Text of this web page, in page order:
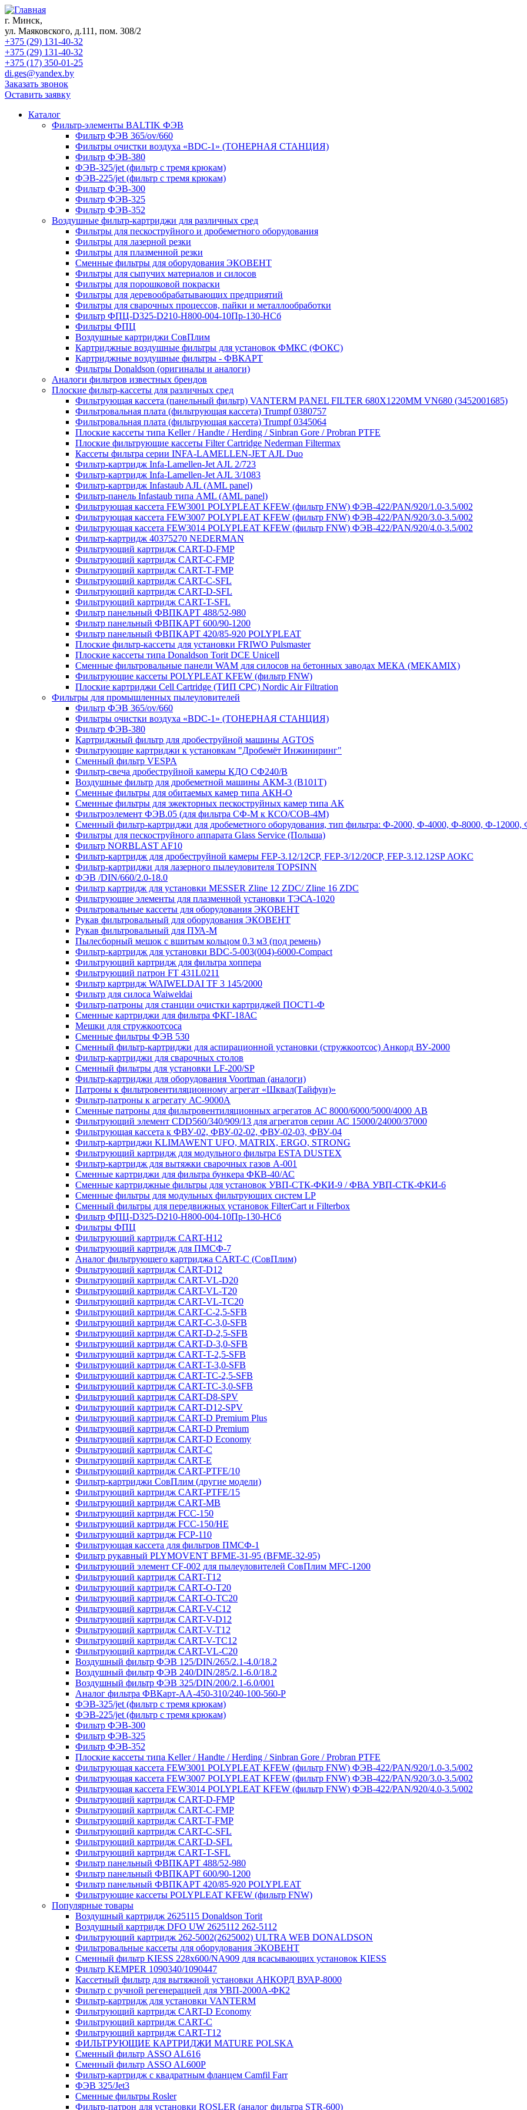
г. Минск,
ул. Маяковского, д.111, пом. 308/2
+375 (29) 131-40-32
+375 (29) 131-40-32
+375 (17) 350-01-25
di.ges@yandex.by
Заказать звонок
Оставить заявку
Каталог
Фильтр-элементы BALTIK ФЭВ
Фильтр ФЭВ 365/ov/660
Фильтры очистки воздуха «BDC-1» (ТОНЕРНАЯ СТАНЦИЯ)
Фильтр ФЭВ-380
ФЭВ-325/jet (фильтр с тремя крюкам)
ФЭВ-225/jet (фильтр с тремя крюкам)
Фильтр ФЭВ-300
Фильтр ФЭВ-325
Фильтр ФЭВ-352
Воздушные фильтр-картриджи для различных сред
Фильтры для пескоструйного и дробеметного оборудования
Фильтры для лазерной резки
Фильтры для плазменной резки
Сменные фильтры для оборудования ЭКОВЕНТ
Фильтры для сыпучих материалов и силосов
Фильтры для порошковой покраски
Фильтры для деревообрабатывающих предприятий
Фильтры для сварочных процессов, пайки и металлообработки
Фильтр ФПЦ-D325-D210-H800-004-10Пр-130-НСб
Фильтры ФПЦ
Воздушные картриджи СовПлим
Картриджные воздушные фильтры для установок ФМКС (ФОКС)
Картриджные воздушные фильтры - ФВКАРТ
Фильтры Donaldson (оригиналы и аналоги)
Аналоги фильтров известных брендов
Плоские фильтр-кассеты для различных сред
Фильтрующая кассета (панельный фильтр) VANTERM PANEL FILTER 680X1220MM VN680 (3452001685)
Фильтровальная плата (фильтрующая кассета) Trumpf 0380757
Фильтровальная плата (фильтрующая кассета) Trumpf 0345064
Плоские кассеты типа Keller / Handte / Herding / Sinbran Gore / Probran PTFE
Плоские фильтрующие кассеты Filter Cartridge Nederman Filtermax
Кассеты фильтра серии INFA-LAMELLEN-JET AJL Duo
Фильтр-картридж Infa-Lamellen-Jet AJL 2/723
Фильтр-картридж Infa-Lamellen-Jet AJL 3/1083
Фильтр-картридж Infastaub AJL (AML panel)
Фильтр-панель Infastaub типа AML (AML panel)
Фильтрующая кассета FEW3001 POLYPLEAT KFEW (фильтр FNW) ФЭВ-422/PAN/920/1.0-3.5/002
Фильтрующая кассета FEW3007 POLYPLEAT KFEW (фильтр FNW) ФЭВ-422/PAN/920/3.0-3.5/002
Фильтрующая кассета FEW3014 POLYPLEAT KFEW (фильтр FNW) ФЭВ-422/PAN/920/4.0-3.5/002
Фильтр-картридж 40375270 NEDERMAN
Фильтрующий картридж CART-D-FMP
Фильтрующий картридж CART-С-FMP
Фильтрующий картридж CART-Т-FMP
Фильтрующий картридж CART-C-SFL
Фильтрующий картридж CART-D-SFL
Фильтрующий картридж CART-T-SFL
Фильтр панельный ФВПКАРТ 488/52-980
Фильтр панельный ФВПКАРТ 600/90-1200
Фильтр панельный ФВПКАРТ 420/85-920 POLYPLEAT
Плоские фильтр-кассеты для установки FRIWO Pulsmaster
Плоские кассеты типа Donaldson Torit DCE Unicell
Сменные фильтровальные панели WAM для силосов на бетонных заводах МЕКА (MEKAMIX)
Фильтрующие кассеты POLYPLEAT KFEW (фильтр FNW)
Плоские картриджи Cell Cartridge (ТИП СРС) Nordic Air Filtration
Фильтры для промышленных пылеуловителей
Фильтр ФЭВ 365/ov/660
Фильтры очистки воздуха «BDC-1» (ТОНЕРНАЯ СТАНЦИЯ)
Фильтр ФЭВ-380
Картриджный фильтр для дробеструйной машины AGTOS
Фильтрующие картриджи к установкам "Дробемёт Инжиниринг"
Сменный фильтр VESPA
Фильтр-свеча дробеструйной камеры КДО СФ240/В
Воздушные фильтр для дробеметной машины АКМ-3 (В101Т)
Сменные фильтры для обитаемых камер типа АКН-О
Сменные фильтры для эжекторных пескоструйных камер типа АК
Фильтроэлемент ФЭВ.05 (для фильтра СФ-М к КСО/СОВ-4М)
Сменный фильтр-картриджи для дробеметного оборудования, тип фильтра: Ф-2000, Ф-4000, Ф-8000, Ф-12000,
Фильтры для пескоструйного аппарата Glass Service (Польша)
Фильтр NORBLAST AF10
Фильтр-картридж для дробеструйной камеры FEP-3.12/12СР, FEP-3/12/20CP, FEP-3.12.12SP АОКС
Фильтр-картриджи для лазерного пылеуловителя TOPSINN
ФЭВ /DIN/660/2.0-18.0
Фильтр картридж для установки MESSER Zline 12 ZDC/ Zline 16 ZDC
Фильтрующие элементы для плазменной установки ТЭСА-1020
Фильтровальные кассеты для оборудования ЭКОВЕНТ
Рукав фильтровальный для оборудования ЭКОВЕНТ
Рукав фильтровальный для ПУА-М
Пылесборный мешок с вшитым кольцом 0.3 м3 (под ремень)
Фильтр-картридж для установки BDC-5-003(004)-6000-Compact
Фильтрующий картридж для фильтра хоппера
Фильтрующий патрон FT 431L0211
Фильтр картридж WAIWELDAI TF 3 145/2000
Фильтр для силоса Waiweldai
Фильтр-патроны для станции очистки картриджей ПОСТ1-Ф
Сменные картриджи для фильтра ФКГ-18АС
Мешки для стружкоотсоса
Сменные фильтры ФЭВ 530
Сменный фильтр-картриджи для аспирационной установки (стружкоотсос) Анкорд ВУ-2000
Фильтр-картриджи для сварочных столов
Сменный фильтры для установки LF-200/SP
Фильтр-картриджи для оборудования Voortman (аналоги)
Патроны к фильтровентиляционному агрегат «Шквал(Тайфун)»
Фильтр-патроны к агрегату АС-9000А
Сменные патроны для фильтровентиляционных агрегатов АС 8000/6000/5000/4000 АВ
Фильтрующий элемент CDD560/340/909/13 для агрегатов серии АС 15000/24000/37000
Фильтрующая кассета к ФВУ-02, ФВУ-02-02, ФВУ-02-03, ФВУ-04
Фильтр-картриджи KLIMAWENT UFO, MATRIX, ERGO, STRONG
Фильтрующий картридж для модульного фильтра ESTA DUSTEX
Фильтр-картридж для вытяжки сварочных газов А-001
Сменные картриджи для фильтра бункера ФКВ-40/АС
Сменные картриджные фильтры для установок УВП-СТК-ФКИ-9 / ФВА УВП-СТК-ФКИ-6
Сменные фильтры для модульных фильтрующих систем LP
Сменный фильтры для передвижных установок FilterCart и Filterbox
Фильтр ФПЦ-D325-D210-H800-004-10Пр-130-НСб
Фильтры ФПЦ
Фильтрующий картридж CART-H12
Фильтрующий картридж для ПМСФ-7
Аналог фильтрующего картриджа CART-C (СовПлим)
Фильтрующий картридж CART-D12
Фильтрующий картридж CART-VL-D20
Фильтрующий картридж CART-VL-T20
Фильтрующий картридж CART-VL-TC20
Фильтрующий картридж CART-C-2,5-SFB
Фильтрующий картридж CART-C-3,0-SFB
Фильтрующий картридж CART-D-2,5-SFB
Фильтрующий картридж CART-D-3,0-SFB
Фильтрующий картридж CART-T-2,5-SFB
Фильтрующий картридж CART-T-3,0-SFB
Фильтрующий картридж CART-TC-2,5-SFB
Фильтрующий картридж CART-TC-3,0-SFB
Фильтрующий картридж CART-D8-SPV
Фильтрующий картридж CART-D12-SPV
Фильтрующий картридж CART-D Premium Plus
Фильтрующий картридж CART-D Premium
Фильтрующий картридж CART-D Economy
Фильтрующий картридж CART-C
Фильтрующий картридж CART-E
Фильтрующий картридж CART-PTFE/10
Фильтр-картриджи СовПлим (другие модели)
Фильтрующий картридж CART-PTFE/15
Фильтрующий картридж CART-MB
Фильтрующий картридж FCC-150
Фильтрующий картридж FCC-150/HE
Фильтрующий картридж FCP-110
Фильтрующая кассета для фильтров ПМСФ-1
Фильтр рукавный PLYMOVENT BFME-31-95 (BFME-32-95)
Фильтрующий элемент CF-002 для пылеуловителей СовПлим MFC-1200
Фильтрующий картридж CART-T12
Фильтрующий картридж CART-O-T20
Фильтрующий картридж CART-O-TC20
Фильтрующий картридж CART-V-C12
Фильтрующий картридж CART-V-D12
Фильтрующий картридж CART-V-T12
Фильтрующий картридж CART-V-TC12
Фильтрующий картридж CART-VL-C20
Воздушный фильтр ФЭВ 125/DIN/265/2.1-4.0/18.2
Воздушный фильтр ФЭВ 240/DIN/285/2.1-6.0/18.2
Воздушный фильтр ФЭВ 325/DIN/200/2.1-6.0/001
Аналог фильтра ФВКарт-АА-450-310/240-100-560-P
ФЭВ-325/jet (фильтр с тремя крюкам)
ФЭВ-225/jet (фильтр с тремя крюкам)
Фильтр ФЭВ-300
Фильтр ФЭВ-325
Фильтр ФЭВ-352
Плоские кассеты типа Keller / Handte / Herding / Sinbran Gore / Probran PTFE
Фильтрующая кассета FEW3001 POLYPLEAT KFEW (фильтр FNW) ФЭВ-422/PAN/920/1.0-3.5/002
Фильтрующая кассета FEW3007 POLYPLEAT KFEW (фильтр FNW) ФЭВ-422/PAN/920/3.0-3.5/002
Фильтрующая кассета FEW3014 POLYPLEAT KFEW (фильтр FNW) ФЭВ-422/PAN/920/4.0-3.5/002
Фильтрующий картридж CART-D-FMP
Фильтрующий картридж CART-С-FMP
Фильтрующий картридж CART-Т-FMP
Фильтрующий картридж CART-C-SFL
Фильтрующий картридж CART-D-SFL
Фильтрующий картридж CART-T-SFL
Фильтр панельный ФВПКАРТ 488/52-980
Фильтр панельный ФВПКАРТ 600/90-1200
Фильтр панельный ФВПКАРТ 420/85-920 POLYPLEAT
Фильтрующие кассеты POLYPLEAT KFEW (фильтр FNW)
Популярные товары
Воздушный картридж 2625115 Donaldson Torit
Воздушный картридж DFO UW 2625112 262-5112
Фильтрующий картридж 262-5002(2625002) ULTRA WEB DONALDSON
Фильтровальные кассеты для оборудования ЭКОВЕНТ
Сменный фильтр KIESS 228х600/NA909 для всасывающих установок KIESS
Фильтр KEMPER 1090340/1090447
Кассетный фильтр для вытяжной установки АНКОРД ВУАР-8000
Фильтр с ручной регенерацией для УВП-2000А-ФК2
Фильтр-картридж для установки VANTERM
Фильтрующий картридж CART-D Economy
Фильтрующий картридж CART-C
Фильтрующий картридж CART-T12
ФИЛЬТРУЮЩИЕ КАРТРИДЖИ MATURE POLSKA
Сменный фильтр ASSO AL616
Сменный фильтр ASSO AL600P
Фильтр-картридж с квадратным фланцем Camfil Farr
ФЭВ 325/Jet3
Сменные фильтры Rosler
Фильтр-патрон для установки ROSLER (аналог фильтра STR-600)